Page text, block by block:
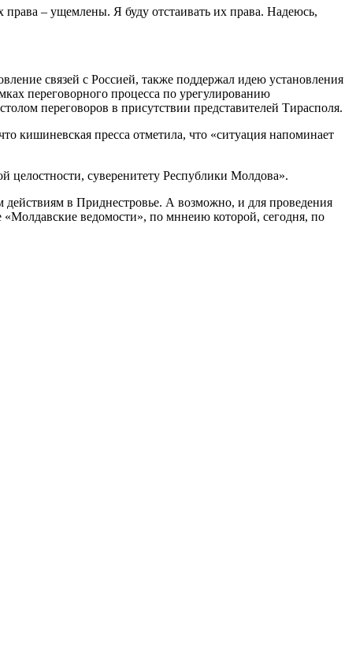
– ущемлены. Я буду отстаивать их права. Надеюсь,
связей с Россией, также поддержал идею установления
переговорного процесса по урегулированию
переговоров в присутствии представителей Тирасполя.
кишиневская пресса отметила, что «ситуация напоминает
целостности, суверенитету Республики Молдова».
в Приднестровье. А возможно, и для проведения
ведомости», по мннеию которой, сегодня, по